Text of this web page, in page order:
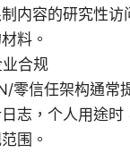
内容的研究性访
料。
合规
零信任架构通常
志，个人用途时
围。